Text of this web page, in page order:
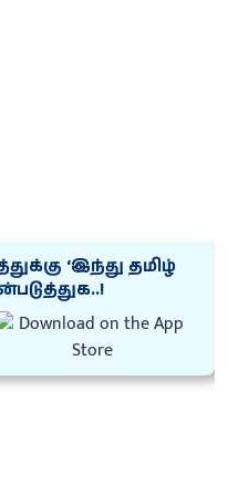
‘இந்து தமிழ்